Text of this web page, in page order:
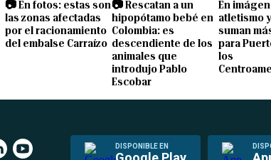
📷 En fotos: estas son
las zonas afectadas
por el racionamiento
del embalse Carraízo
📷 Rescatan a un
hipopótamo bebé en
Colombia: es
descendiente de los
animales que
introdujo Pablo
Escobar
En
atletismo
suman
para
los
DISPONIBLE EN